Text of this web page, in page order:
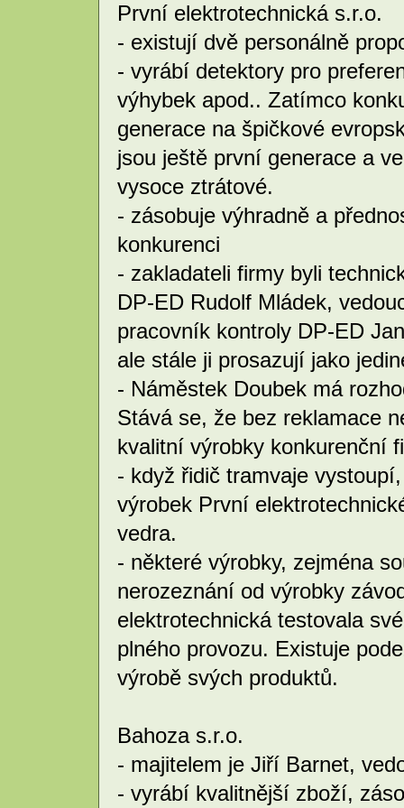
První elektrotechnická s.r.o.
- existují dvě personálně
- vyrábí detektory pro
výhybek apod.. Zatímco
generace na špičkové
jsou ještě první generace a
vysoce ztrátové.
- zásobuje výhradně a
konkurenci
- zakladateli firmy byli
DP-ED Rudolf Mládek,
pracovník kontroly DP-ED
ale stále ji prosazují jako
- Náměstek Doubek má
Stává se, že bez reklamace
kvalitní výrobky konkurenční
- když řidič tramvaje
výrobek První
vedra.
- některé výrobky, zejména
nerozeznání od výrobky
elektrotechnická testovala
plného provozu. Existuje
výrobě svých produktů.
Bahoza s.r.o.
- majitelem je Jiří Barnet,
- vyrábí kvalitnější zboží,